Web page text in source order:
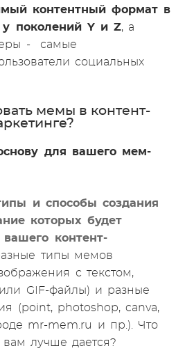
контентный формат в
у поколений Y и Z, а
- самые
социальных
мемы в контент-
для вашего мем-
и способы создания
которых будет
контент-
типы мемов
с текстом,
GIF-файлы) и разные
(point, photoshop, canva,
mr-mem.ru и пр.). Что
лучше дается?